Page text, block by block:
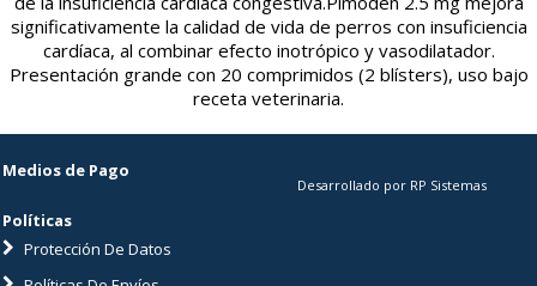
significativamente la calidad de vida de perros con insuficiencia
cardíaca, al combinar efecto inotrópico y vasodilatador.
Presentación grande con 20 comprimidos (2 blísters), uso bajo
receta veterinaria.
Medios de Pago
Políticas
Protección De Datos
Desarrollado por RP Sistemas